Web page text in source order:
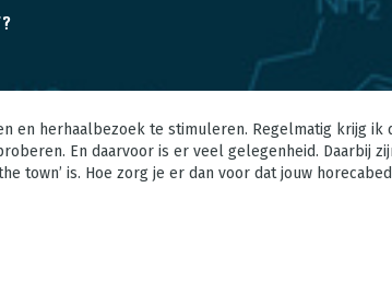
en herhaalbezoek te stimuleren. Regelmatig krijg
En daarvoor is er veel gelegenheid. Daarbij
town’ is. Hoe zorg je er dan voor dat jouw